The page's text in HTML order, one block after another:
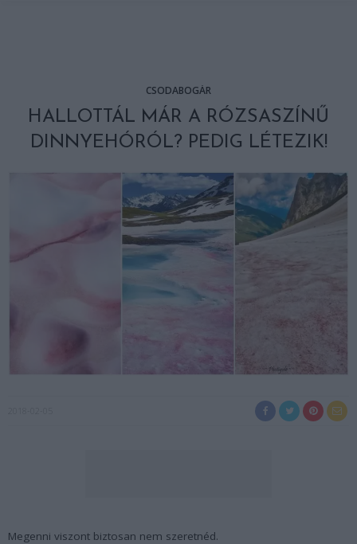
CSODABOGÁR
HALLOTTÁL MÁR A RÓZSASZÍNŰ
DINNYEHÓRÓL? PEDIG LÉTEZIK!
Megenni viszont biztosan nem szeretnéd.